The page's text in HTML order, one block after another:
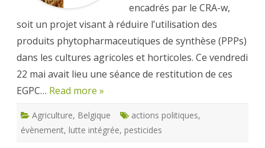
encadrés par le CRA-w,
soit un projet visant à réduire l’utilisation des
produits phytopharmaceutiques de synthèse (PPPs)
dans les cultures agricoles et horticoles. Ce vendredi
22 mai avait lieu une séance de restitution de ces
EGPC… Read more »
Agriculture, Belgique actions politiques,
évènement, lutte intégrée, pesticides